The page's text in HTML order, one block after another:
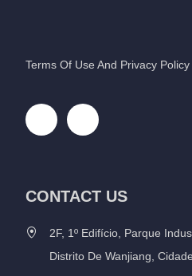
Terms Of Use And Privacy Policy
CONTACT US
2F, 1º Edifício, Parque
Distrito De Wanjiang,